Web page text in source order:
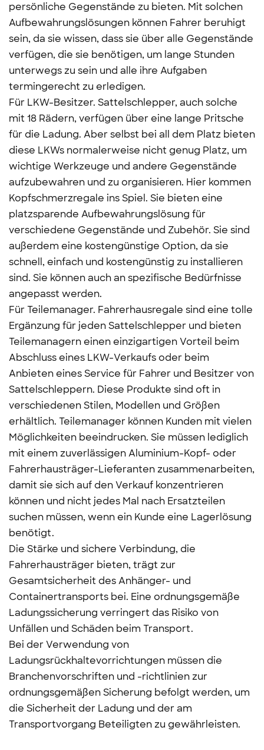
persönliche Gegenstände zu bieten. Mit solchen
Aufbewahrungslösungen können Fahrer beruhigt
sein, da sie wissen, dass sie über alle Gegenstände
verfügen, die sie benötigen, um lange Stunden
unterwegs zu sein und alle ihre Aufgaben
termingerecht zu erledigen.
Für LKW-Besitzer. Sattelschlepper, auch solche
mit 18 Rädern, verfügen über eine lange Pritsche
für die Ladung. Aber selbst bei all dem Platz bieten
diese LKWs normalerweise nicht genug Platz, um
wichtige Werkzeuge und andere Gegenstände
aufzubewahren und zu organisieren. Hier kommen
Kopfschmerzregale ins Spiel. Sie bieten eine
platzsparende Aufbewahrungslösung für
verschiedene Gegenstände und Zubehör. Sie sind
außerdem eine kostengünstige Option, da sie
schnell, einfach und kostengünstig zu installieren
sind. Sie können auch an spezifische Bedürfnisse
angepasst werden.
Für Teilemanager. Fahrerhausregale sind eine tolle
Ergänzung für jeden Sattelschlepper und bieten
Teilemanagern einen einzigartigen Vorteil beim
Abschluss eines LKW-Verkaufs oder beim
Anbieten eines Service für Fahrer und Besitzer von
Sattelschleppern. Diese Produkte sind oft in
verschiedenen Stilen, Modellen und Größen
erhältlich. Teilemanager können Kunden mit vielen
Möglichkeiten beeindrucken. Sie müssen lediglich
mit einem zuverlässigen Aluminium-Kopf- oder
Fahrerhausträger-Lieferanten zusammenarbeiten,
damit sie sich auf den Verkauf konzentrieren
können und nicht jedes Mal nach Ersatzteilen
suchen müssen, wenn ein Kunde eine Lagerlösung
benötigt.
Die Stärke und sichere Verbindung, die
Fahrerhausträger bieten, trägt zur
Gesamtsicherheit des Anhänger- und
Containertransports bei. Eine ordnungsgemäße
Ladungssicherung verringert das Risiko von
Unfällen und Schäden beim Transport.
Bei der Verwendung von
Ladungsrückhaltevorrichtungen müssen die
Branchenvorschriften und -richtlinien zur
ordnungsgemäßen Sicherung befolgt werden, um
die Sicherheit der Ladung und der am
Transportvorgang Beteiligten zu gewährleisten.